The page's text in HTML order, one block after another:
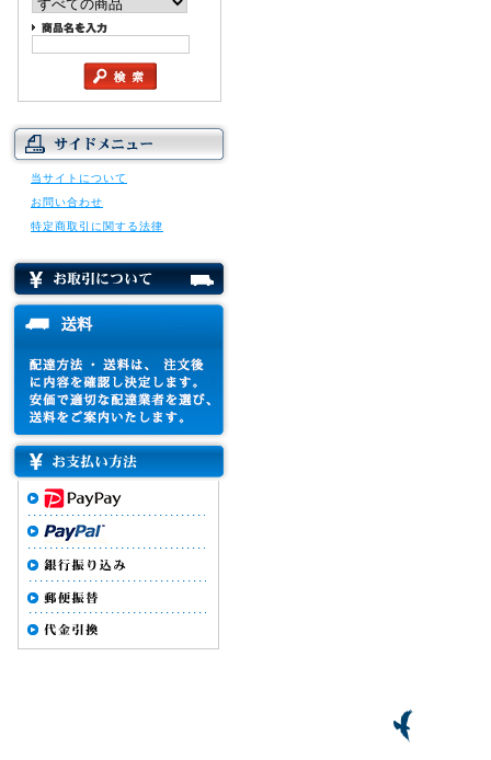
当サイトについて
お問い合わせ
特定商取引に関する法律